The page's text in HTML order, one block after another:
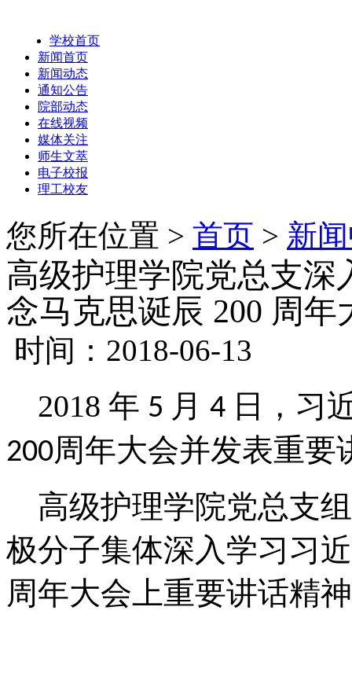
学校首页
新闻首页
新闻动态
通知公告
院部动态
在线视频
媒体关注
师生文萃
电子校报
理工校友
您所在位置 > 首页 > 新
高级护理学院党总支深
念马克思诞辰 200 周
时间：2018-06-13
2018 年 5 月 4 日，习
200周年大会并发表重要
高级护理学院党总支
极分子集体深入学习习
周年大会上重要讲话精